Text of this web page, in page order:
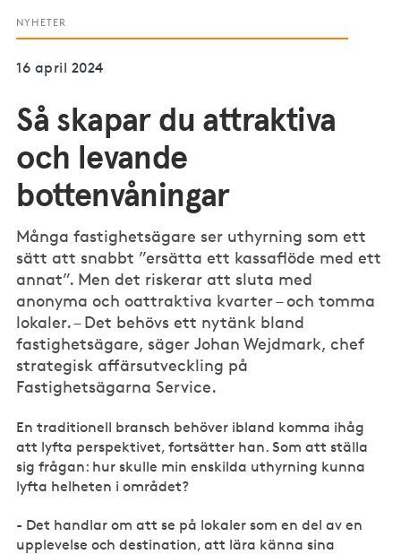
NYHETER
16 april 2024
Så skapar du attraktiva
och levande
bottenvåningar
Många fastighetsägare ser uthyrning som ett
sätt att snabbt ”ersätta ett kassaflöde med ett
annat”. Men det riskerar att sluta med
anonyma och oattraktiva kvarter – och tomma
lokaler. – Det behövs ett nytänk bland
fastighetsägare, säger Johan Wejdmark, chef
strategisk affärsutveckling på
Fastighetsägarna Service.
En traditionell bransch behöver ibland komma ihåg
att lyfta perspektivet, fortsätter han. Som att ställa
sig frågan: hur skulle min enskilda uthyrning kunna
lyfta helheten i området?
- Det handlar om att se på lokaler som en del av en
upplevelse och destination, att lära känna sina